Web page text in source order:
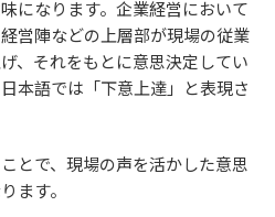
になります。企業経営において
営陣などの上層部が現場の従業
、それをもとに意思決定してい
本語では「下意上達」と表現さ
とで、現場の声を活かした意思
ます。